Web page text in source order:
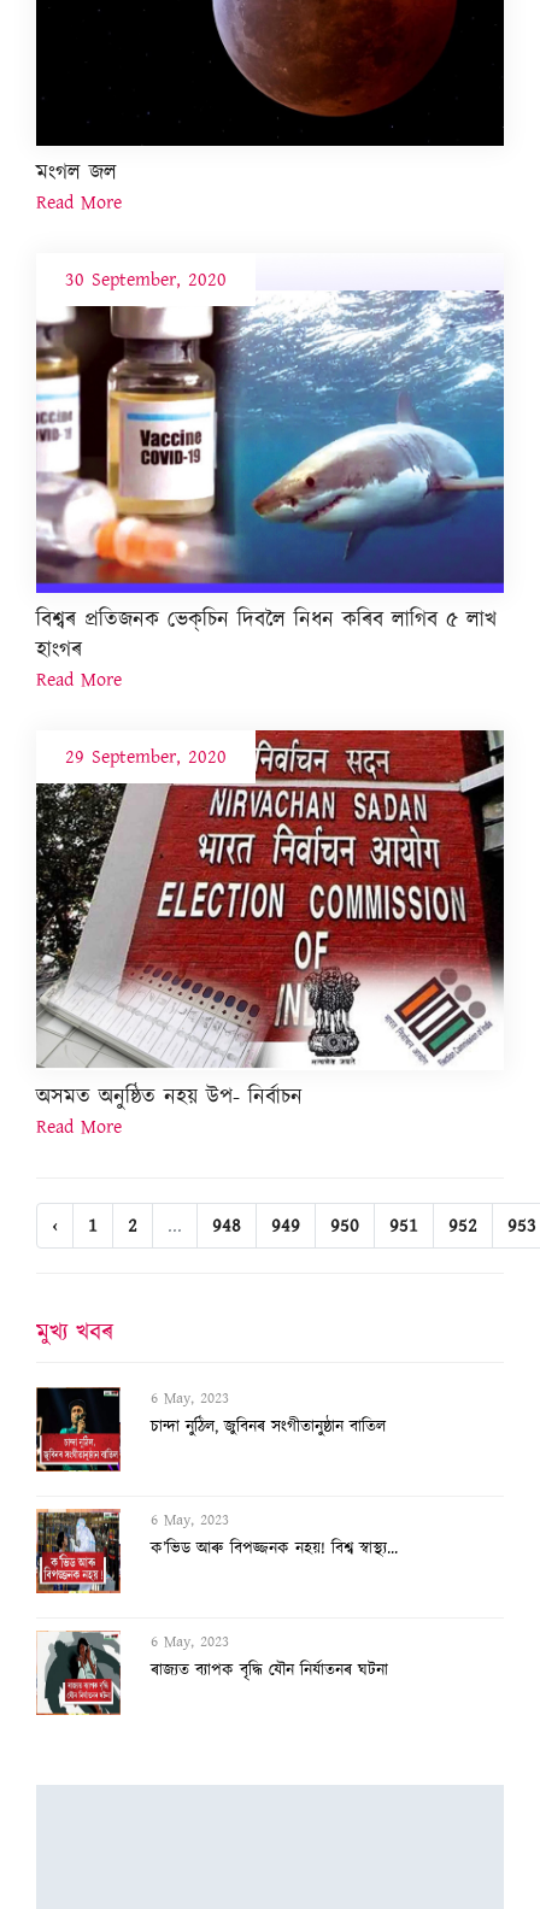
মংগল জল
Read More
30 September, 2020
বিশ্বৰ প্ৰতিজনক ভেক্‌চিন দিবলৈ নিধন কৰিব লাগিব ৫ লাখ
হাংগৰ
Read More
29 September, 2020
অসমত অনুষ্ঠিত নহয় উপ- নিৰ্বাচন
Read More
‹ 1 2 ... 948 949 950 951 952 953
মুখ্য খবৰ
6 May, 2023
ক’ভিড আৰু বিপজ্জনক নহয়! বিশ্ব স্বাস্থ্য...
6 May, 2023
ৰাজ্যত ব্যাপক বৃদ্ধি যৌন নিৰ্যাতনৰ ঘটনা
6 May, 2023
দল-বল লৈ বৰাকত শক্তি প্ৰদৰ্শন অগপৰ
লাইট কেমেৰা একচন… এতিয়া উপায়ুক্তই গালি দ...